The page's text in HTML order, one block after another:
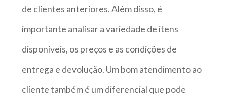
de clientes anteriores. Além disso, é
importante analisar a variedade de itens
disponíveis, os preços e as condições de
entrega e devolução. Um bom atendimento ao
cliente também é um diferencial que pode